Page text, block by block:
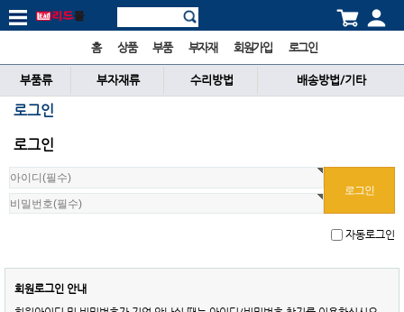
홈 상품 부품 부자재 회원가입 로그인
부품류 부자재류 수리방법 배송방법/기타
로그인
로그인
자동로그인
회원로그인 안내